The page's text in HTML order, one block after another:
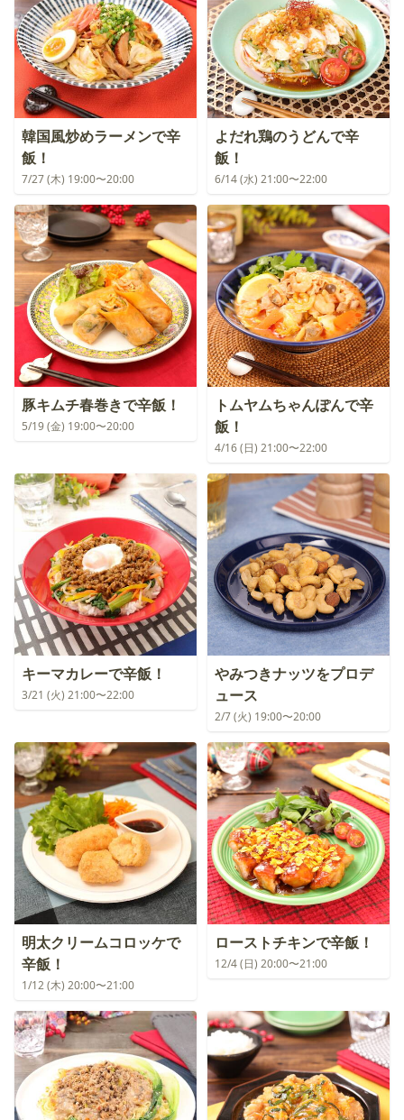
韓国風炒めラーメンで辛
飯！
7/27 (木) 19:00〜20:00
よだれ鶏のうどんで辛
飯！
6/14 (水) 21:00〜22:00
豚キムチ春巻きで辛飯！
5/19 (金) 19:00〜20:00
トムヤムちゃんぽんで辛
飯！
4/16 (日) 21:00〜22:00
キーマカレーで辛飯！
3/21 (火) 21:00〜22:00
やみつきナッツをプロデ
ュース
2/7 (火) 19:00〜20:00
明太クリームコロッケで
辛飯！
1/12 (木) 20:00〜21:00
ローストチキンで辛飯！
12/4 (日) 20:00〜21:00